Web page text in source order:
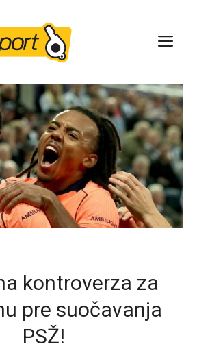
kontroverza za
pre suočavanja
PSŽ!